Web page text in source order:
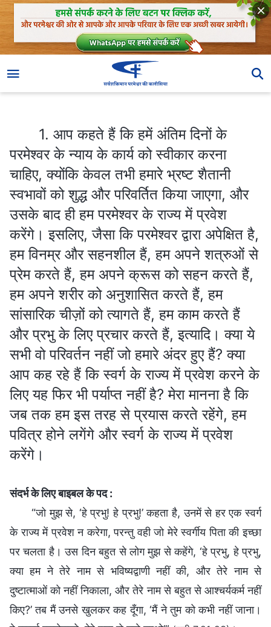
1. आप कहते हैं कि हमें अंतिम दिनों के
परमेश्वर के न्याय के कार्य को स्वीकार करना
चाहिए, क्योंकि केवल तभी हमारे भ्रष्ट शैतानी
स्वभावों को शुद्ध और परिवर्तित किया जाएगा, और
उसके बाद ही हम परमेश्वर के राज्य में प्रवेश
करेंगे। इसलिए, जैसा कि परमेश्वर द्वारा अपेक्षित है,
हम विनम्र और सहनशील हैं, हम अपने शत्रुओं से
प्रेम करते हैं, हम अपने क्रूस को सहन करते हैं,
हम अपने शरीर को अनुशासित करते हैं, हम
सांसारिक चीज़ों को त्यागते हैं, हम काम करते हैं
और प्रभु के लिए प्रचार करते हैं, इत्यादि। क्या ये
सभी वो परिवर्तन नहीं जो हमारे अंदर हुए हैं? क्या
आप कह रहे हैं कि स्वर्ग के राज्य में प्रवेश करने के
लिए यह फिर भी पर्याप्त नहीं है? मेरा मानना है कि
जब तक हम इस तरह से प्रयास करते रहेंगे, हम
पवित्र होने लगेंगे और स्वर्ग के राज्य में प्रवेश
करेंगे।
संदर्भ के लिए बाइबल के पद :
“जो मुझ से, ‘हे प्रभु! हे प्रभु!’ कहता है, उनमें से हर एक स्वर्ग
के राज्य में प्रवेश न करेगा, परन्तु वही जो मेरे स्वर्गीय पिता की इच्छा
पर चलता है। उस दिन बहुत से लोग मुझ से कहेंगे, ‘हे प्रभु, हे प्रभु,
क्या हम ने तेरे नाम से भविष्यद्वाणी नहीं की, और तेरे नाम से
दुष्‍टात्माओं को नहीं निकाला, और तेरे नाम से बहुत से आश्‍चर्यकर्म नहीं
किए?’ तब मैं उनसे खुलकर कह दूँगा, ‘मैं ने तुम को कभी नहीं जाना।